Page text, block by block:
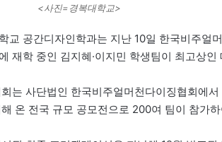
<사진=경복대학교>
교 공간디자인학과는 지난 10일 한국비주얼
재학 중인 김지혜·이지민 학생팀이 최고상
는 사단법인 한국비주얼머천다이징협회에
온 전국 규모 공모전으로 200여 팀이 참가